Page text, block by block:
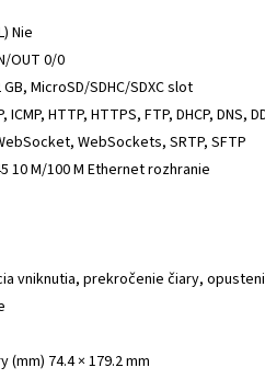
Nie
OUT 0/0
MicroSD/SDHC/SDXC slot
HTTP, HTTPS, FTP, DHCP, DNS,
WebSockets, SRTP, SFTP
10 M/100 M Ethernet rozhranie
vniknutia, prekročenie čiary,
(mm) 74.4 × 179.2 mm